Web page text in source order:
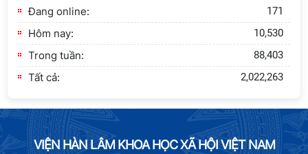
Hội nghị Lãnh đạo Viện Hàn lâm
Khoa học xã hội Việt Nam làm việc
với Ban Chủ nhiệm các Chương trình
khoa học và công nghệ trọng điểm
cấp Bộ
Hội nghị Ban Chỉ đạo về dữ liệu Viện
Hàn lâm Khoa học xã hội Việt Nam
Đang online: 171
Hôm nay: 10,530
Trong tuần: 88,403
Tất cả: 2,022,263
VIỆN HÀN LÂM KHOA HỌC XÃ HỘI VIỆT NAM